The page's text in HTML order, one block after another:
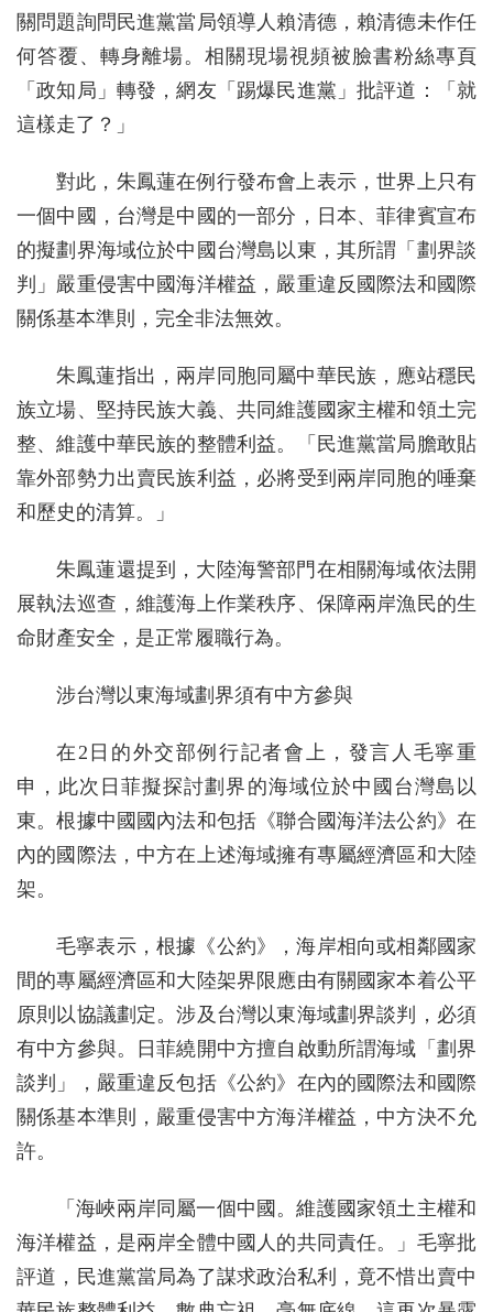
關問題詢問民進黨當局領導人賴清德，賴清德未作任
何答覆、轉身離場。相關現場視頻被臉書粉絲專頁
「政知局」轉發，網友「踢爆民進黨」批評道：「就
這樣走了？」
對此，朱鳳蓮在例行發布會上表示，世界上只有
一個中國，台灣是中國的一部分，日本、菲律賓宣布
的擬劃界海域位於中國台灣島以東，其所謂「劃界談
判」嚴重侵害中國海洋權益，嚴重違反國際法和國際
關係基本準則，完全非法無效。
朱鳳蓮指出，兩岸同胞同屬中華民族，應站穩民
族立場、堅持民族大義、共同維護國家主權和領土完
整、維護中華民族的整體利益。「民進黨當局膽敢貼
靠外部勢力出賣民族利益，必將受到兩岸同胞的唾棄
和歷史的清算。」
朱鳳蓮還提到，大陸海警部門在相關海域依法開
展執法巡查，維護海上作業秩序、保障兩岸漁民的生
命財產安全，是正常履職行為。
涉台灣以東海域劃界須有中方參與
在2日的外交部例行記者會上，發言人毛寧重
申，此次日菲擬探討劃界的海域位於中國台灣島以
東。根據中國國內法和包括《聯合國海洋法公約》在
內的國際法，中方在上述海域擁有專屬經濟區和大陸
架。
毛寧表示，根據《公約》，海岸相向或相鄰國家
間的專屬經濟區和大陸架界限應由有關國家本着公平
原則以協議劃定。涉及台灣以東海域劃界談判，必須
有中方參與。日菲繞開中方擅自啟動所謂海域「劃界
談判」，嚴重違反包括《公約》在內的國際法和國際
關係基本準則，嚴重侵害中方海洋權益，中方決不允
許。
「海峽兩岸同屬一個中國。維護國家領土主權和
海洋權益，是兩岸全體中國人的共同責任。」毛寧批
評道，民進黨當局為了謀求政治私利，竟不惜出賣中